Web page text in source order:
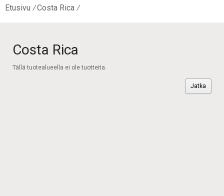
Etusivu Costa Rica
Costa Rica
Tällä tuotealueella ei ole tuotteita.
Jatka